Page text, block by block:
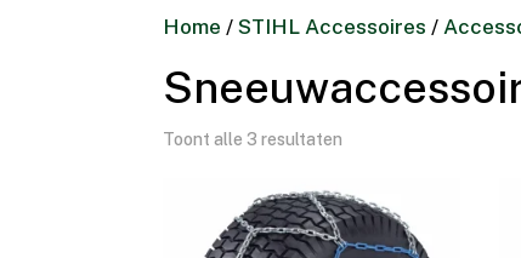
Home /STIHL Accessoires /
Toont alle 3 resultaten